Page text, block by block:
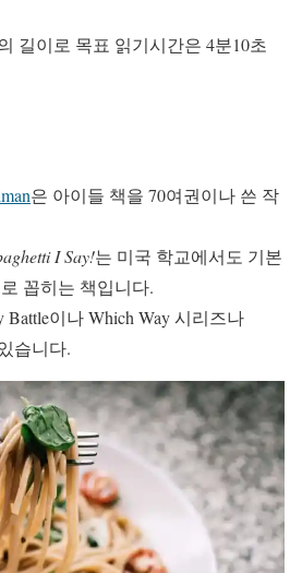
길이로 목표 읽기시간은 4분10초
은 아이들 책을 70여권이나 쓴 작
I Say!는 미국 학교에서도 기본
꼽히는 책입니다.
이나 Which Way 시리즈나
습니다.